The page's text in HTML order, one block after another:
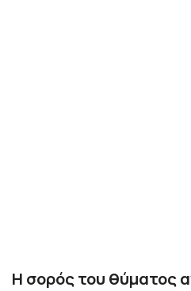
Η σορός του θύματος